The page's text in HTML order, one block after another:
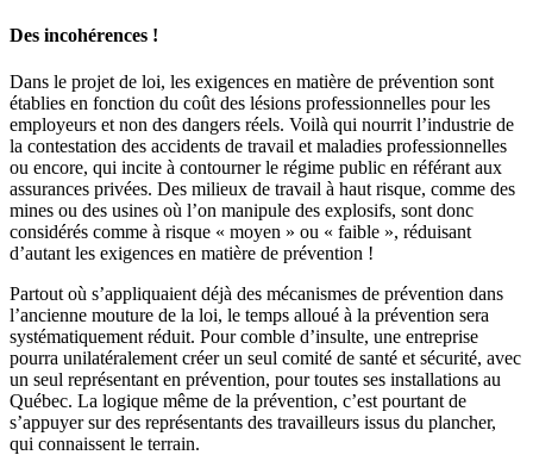
Des incohérences !
Dans le projet de loi, les exigences en matière de prévention sont
établies en fonction du coût des lésions professionnelles pour les
employeurs et non des dangers réels. Voilà qui nourrit l’industrie de
la contestation des accidents de travail et maladies professionnelles
ou encore, qui incite à contourner le régime public en référant aux
assurances privées. Des milieux de travail à haut risque, comme des
mines ou des usines où l’on manipule des explosifs, sont donc
considérés comme à risque « moyen » ou « faible », réduisant
d’autant les exigences en matière de prévention !
Partout où s’appliquaient déjà des mécanismes de prévention dans
l’ancienne mouture de la loi, le temps alloué à la prévention sera
systématiquement réduit. Pour comble d’insulte, une entreprise
pourra unilatéralement créer un seul comité de santé et sécurité, avec
un seul représentant en prévention, pour toutes ses installations au
Québec. La logique même de la prévention, c’est pourtant de
s’appuyer sur des représentants des travailleurs issus du plancher,
qui connaissent le terrain.